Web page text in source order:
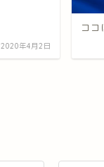
2020年4月2日
ココ